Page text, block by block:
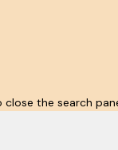
close the search